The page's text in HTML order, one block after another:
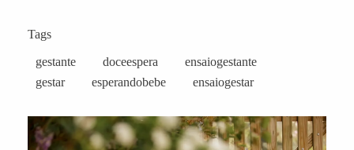
Tags
gestante doceespera
ensaiogestante
gestar
esperandobebe ensaiogestar